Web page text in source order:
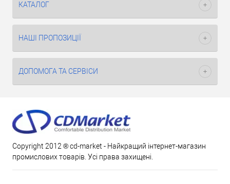
КАТАЛОГ
НАШІ ПРОПОЗИЦІЇ
ДОПОМОГА ТА СЕРВІСИ
Copyright 2012 ® cd-market - Найкращий інтернет-магазин
промислових товарів. Усі права захищені.